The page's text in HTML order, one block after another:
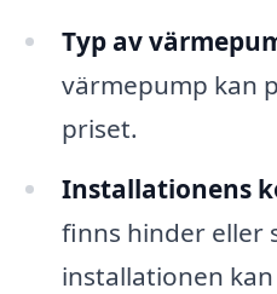
Typ av
värmepump kan
priset.
Installationens
finns hinder eller
installationen